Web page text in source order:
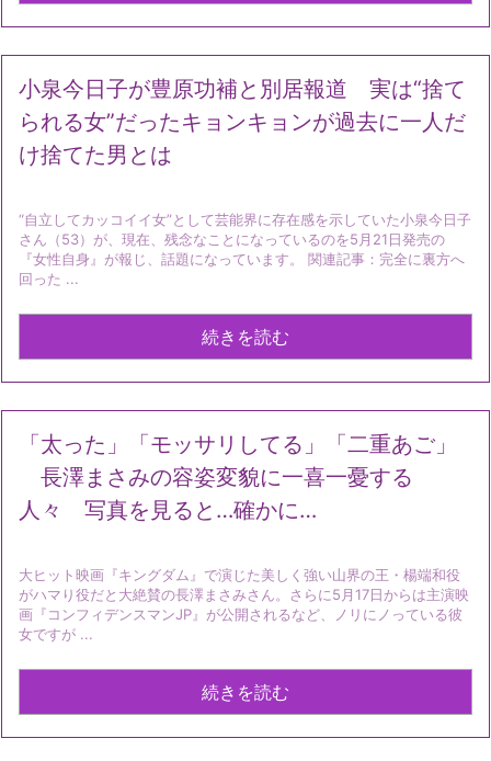
小泉今日子が豊原功補と別居報道 実は“捨て
られる女”だったキョンキョンが過去に一人だ
け捨てた男とは
“自立してカッコイイ女”として芸能界に存在感を示していた小泉今日子
さん（53）が、現在、残念なことになっているのを5月21日発売の
『女性自身』が報じ、話題になっています。 関連記事：完全に裏方へ
回った ...
続きを読む
「太った」「モッサリしてる」「二重あご」
長澤まさみの容姿変貌に一喜一憂する
人々 写真を見ると…確かに…
大ヒット映画『キングダム』で演じた美しく強い山界の王・楊端和役
がハマり役だと大絶賛の長澤まさみさん。さらに5月17日からは主演映
画『コンフィデンスマンJP』が公開されるなど、ノリにノっている彼
女ですが ...
続きを読む